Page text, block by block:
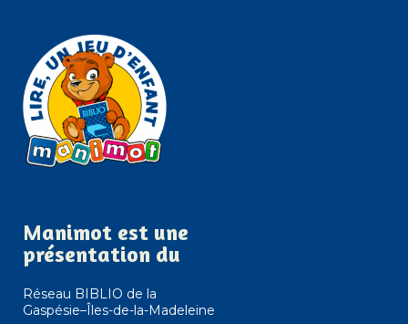
Manimot est une
présentation du
Réseau BIBLIO de la
Gaspésie–Îles-de-la-Madeleine